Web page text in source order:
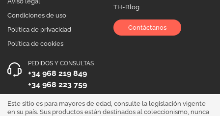
Condiciones de uso
Política de privacidad
Política de cookies
TH-Blog
Contáctanos
PEDIDOS Y CONSULTAS
+34 968 219 849
+34 968 223 759
HORARIO DE ATENCIÓN
Lunes a Viernes 10:00 - 19:00
Este sitio es para mayores de edad, consulte la legislación vigente
en su país. Sus productos están destinados al coleccionismo, nunca